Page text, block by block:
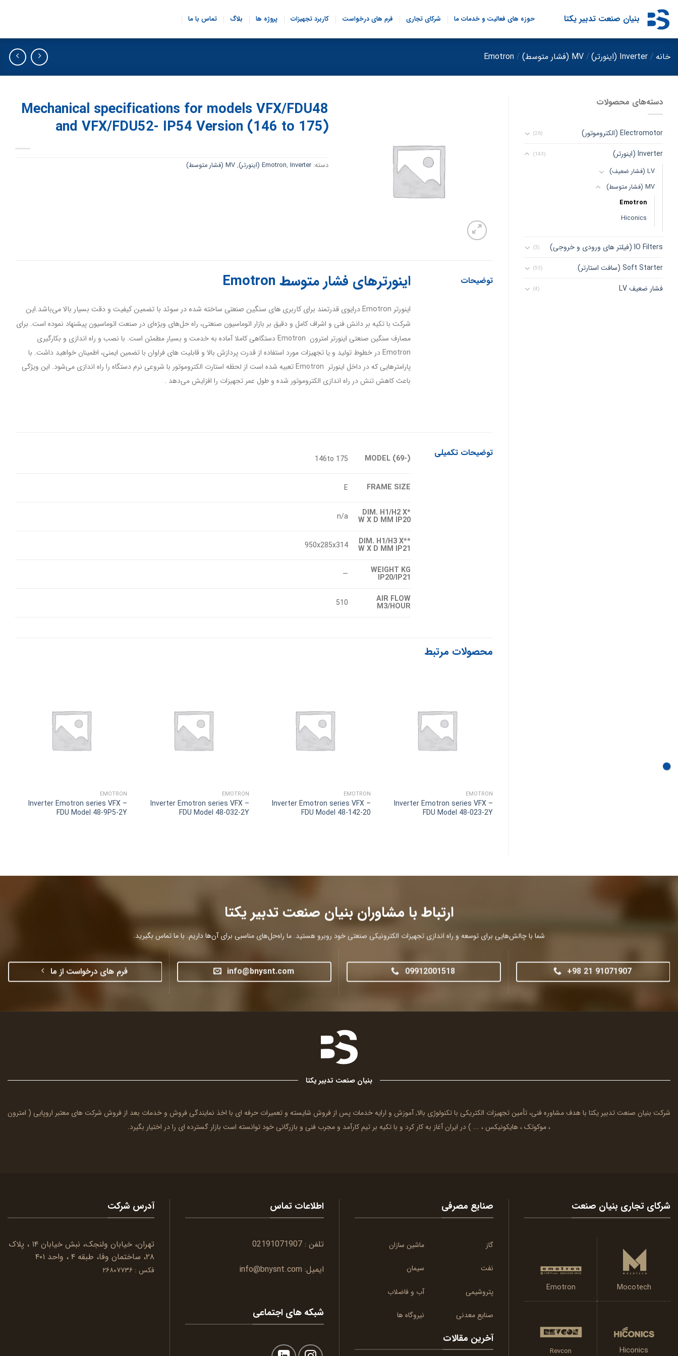
Skip
content
بنیان صنعت تدبیر یکتا حوزه های فعالیت و خدمات ما شرکای تجاری فرم های درخواست کاربرد تجهیزات پروژه ها بلاگ تماس با ما
خانه / Inverter (اینورتر) / MV (فشار متوسط) /
Emotron
دسته‌های محصولات
Electromotor (الکتروموتور) (26)
Inverter (اینورتر) (143)
LV (فشار ضعیف)
MV (فشار متوسط)
Emotron
Hiconics
IO Filters (فیلتر های ورودی و خروجی) (3)
Soft Starter (سافت استارتر) (53)
فشار ضعیف LV (4)
Mechanical specifications for models VFX/FDU48
and VFX/FDU52- IP54 Version (146 to 175)
دسته: Emotron,Inverter (اینورتر) , MV (فشار متوسط)
توضیحات اینورترهای فشار متوسط Emotron
اینورتر Emotron درایوی قدرتمند برای کاربری های سنگین صنعتی ساخته شده در سوئد با تضمین کیفیت و دقت بسیار بالا می‌باشد.این
شرکتبا تکیه بر دانش فنی و اشراف کامل و دقیق بر بازار اتوماسیون صنعتی، راه حل‌های ویژه‌ای در صنعت اتوماسیون پیشنهاد نموده است. برای
مصارف سنگین صنعتی اینورتر امترون Emotron دستگاهی کاملا آماده به خدمت و بسیار مطمئن است. با نصب و راه اندازی و بکارگیری
Emotron در خطوط تولید و یا تجهیزات مورد استفاده از قدرت پردازش بالا و قابلیت های فراوان با تضمین ایمنی، اطمینان خواهید داشت. با
پارامترهایی که در داخل اینورتر Emotron تعبیه شده است از لحظه استارت الکتروموتور با شروعی نرم دستگاه را راه اندازی می‌شود. این ویژگی
باعث کاهش تنش در راه اندازی الکتروموتور شده و طول عمر تجهیزات را افزایش می‌دهد .
توضیحات تکمیلی MODEL (69-)
146to 175
FRAME SIZE
E
*DIM. H1/H2 X
W X D MM IP20
n/a
**DIM. H1/H3 X
W X D MM IP21
950x285x314
WEIGHT KG
IP20/IP21
—
AIR FLOW
M3/HOUR
510
محصولات مرتبط
EMOTRON
Inverter Emotron series VFX –
FDU Model 48-023-2Y
EMOTRON
Inverter Emotron series VFX –
FDU Model 48-142-20
EMOTRON
Inverter Emotron series VFX –
FDU Model 48-032-2Y
EMOTRON
Inverter Emotron series VFX –
FDU Model 48-9P5-2Y
ارتباط با مشاوران بنیان صنعت تدبیر یکتا
شما با چالش‌هایی برای توسعه و راه اندازی تجهیزات الکترونیکی صنعتی خود روبرو هستید. ما راه‌حل‌های مناسبی برای آن‌ها داریم. با ما تماس بگیرید.
+98 21 91071907
09912001518
info@bnysnt.com فرم های درخواست از ما
بنیان صنعت تدبیر یکتا
شرکت بنیان صنعت تدبیر یکتا با هدف مشاوره فنی، تأمین تجهیزات الکتریکی با تکنولوژی بالا, آموزش و ارایه خدمات پس از فروش شایسته و تعمیرات حرفه ای با اخذ نمایندگی فروش و خدمات بعد از فروش شرکت های معتبر اروپایی ( امترون
، موکوتک ، هایکونیکس ، ... ) در ایران آغاز به کار کرد و با تکیه بر تیم کارآمد و مجرب فنی و بازرگانی خود توانسته است بازار گسترده ای را در اختیار بگیرد.
شرکای تجاری بنیان صنعت
Mocotech
Emotron
Hiconics
Revcon
صنایع مصرفی
گاز
نفت
پتروشیمی
صنایع معدنی
ماشین سازان
سیمان
آب و فاضلاب
نیروگاه ها
آخرین مقالات
اطلاعات تماس
تلفن : 02191071907
ایمیل: info@bnysnt.com
شبکه های اجتماعی
آدرس شرکت
تهران، خیابان ولنجک، نبش خیابان ۱۴ ، پلاک
۲۸، ساختمان وفا، طبقه ۴ ، واحد ۴۰۱
فکس : ۲۶۸۰۷۷۳۶